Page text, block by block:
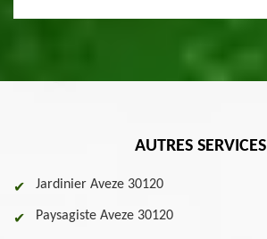
AUTRES SERVICES
Jardinier Aveze 30120
Paysagiste Aveze 30120